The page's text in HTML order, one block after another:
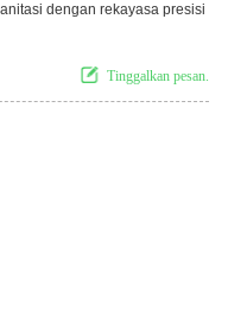
dengan rekayasa presisi
Tinggalkan pesan.